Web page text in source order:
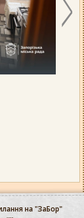
на "ЗаБор"